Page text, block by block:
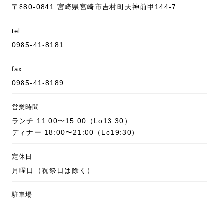
〒880-0841 宮崎県宮崎市吉村町天神前甲144-7
tel
0985-41-8181
fax
0985-41-8189
営業時間
ランチ 11:00〜15:00（Lo13:30）
ディナー 18:00〜21:00（Lo19:30）
定休日
月曜日（祝祭日は除く）
駐車場